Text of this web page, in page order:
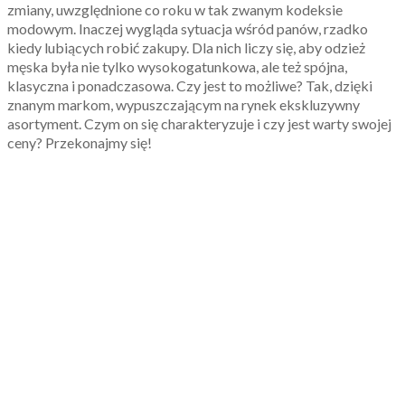
zmiany, uwzględnione co roku w tak zwanym kodeksie
modowym. Inaczej wygląda sytuacja wśród panów, rzadko
kiedy lubiących robić zakupy. Dla nich liczy się, aby odzież
męska była nie tylko wysokogatunkowa, ale też spójna,
klasyczna i ponadczasowa. Czy jest to możliwe? Tak, dzięki
znanym markom, wypuszczającym na rynek ekskluzywny
asortyment. Czym on się charakteryzuje i czy jest warty swojej
ceny? Przekonajmy się!